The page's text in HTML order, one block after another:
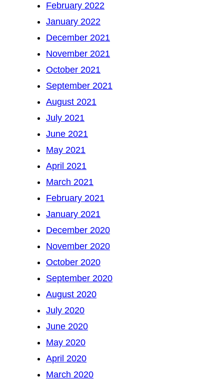
February 2022
January 2022
December 2021
November 2021
October 2021
September 2021
August 2021
July 2021
June 2021
May 2021
April 2021
March 2021
February 2021
January 2021
December 2020
November 2020
October 2020
September 2020
August 2020
July 2020
June 2020
May 2020
April 2020
March 2020